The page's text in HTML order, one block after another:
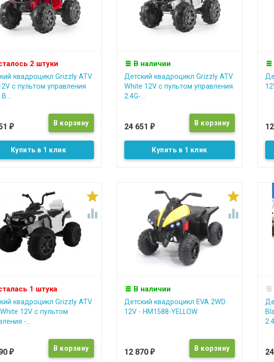
2 штуки
квадроцикл Grizzly ATV
с пультом управления
₽
Купить в 1 клик
В наличии
Детский квадроцикл Grizzly ATV
White 12V с пультом управления
2.4G-...
24 651 ₽
Купить в 1 клик


1 штука
квадроцикл Grizzly ATV
12V с пультом
-...
₽


В наличии
Детский квадроцикл EVA 2WD
12V - HM1588-YELLOW
12 870 ₽